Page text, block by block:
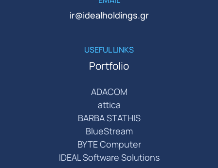
ir@idealholdings.gr
USEFUL LINKS
Portfolio
ADACOM
attica
BARBA STATHIS
BlueStream
BYTE Computer
IDEAL Software Solutions